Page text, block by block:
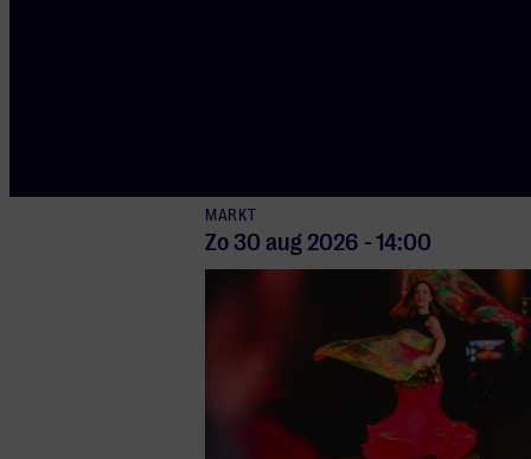
MARKT
Zo 30 aug2026 -14:00